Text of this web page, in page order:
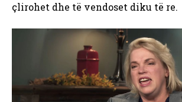
çlirohet dhe të vendoset diku të re.